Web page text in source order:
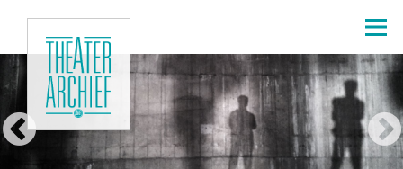
naar
inhoud
gaan
Ezra
Veldhuis